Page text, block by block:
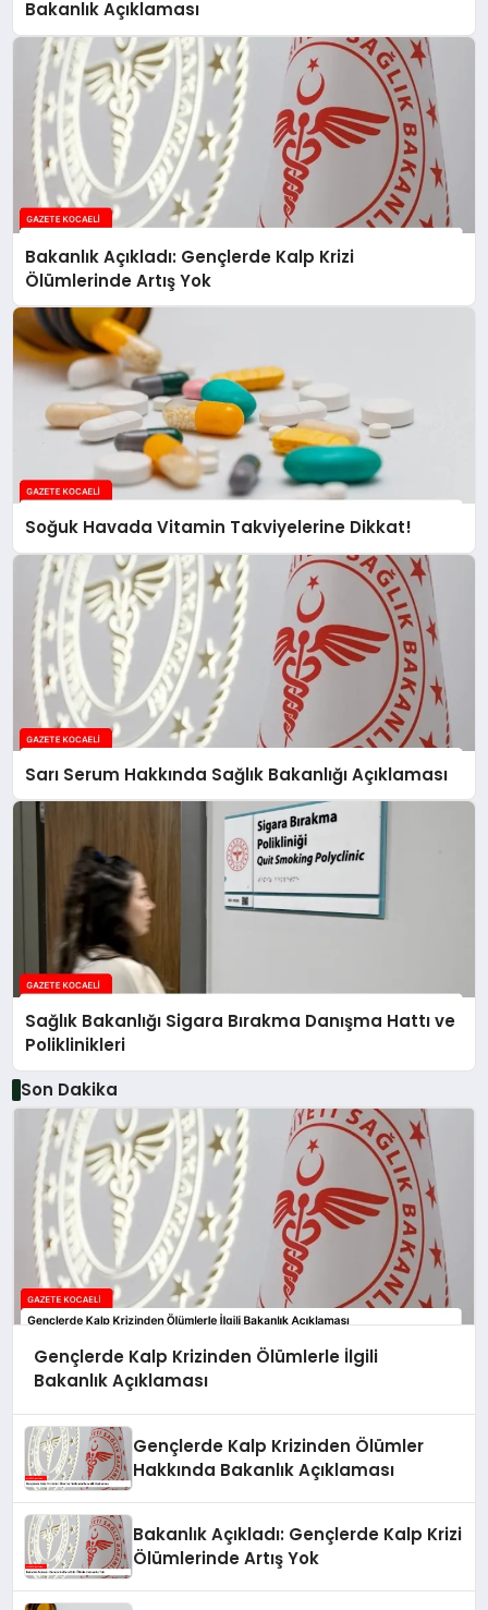
Bakanlık Açıklaması
Bakanlık Açıkladı: Gençlerde Kalp Krizi
Ölümlerinde Artış Yok
Soğuk Havada Vitamin Takviyelerine Dikkat!
Sarı Serum Hakkında Sağlık Bakanlığı Açıklaması
Sağlık Bakanlığı Sigara Bırakma Danışma Hattı ve
Poliklinikleri
Son Dakika
Gençlerde Kalp Krizinden Ölümlerle İlgili
Bakanlık Açıklaması
Gençlerde Kalp Krizinden Ölümler
Hakkında Bakanlık Açıklaması
Bakanlık Açıkladı: Gençlerde Kalp Krizi
Ölümlerinde Artış Yok